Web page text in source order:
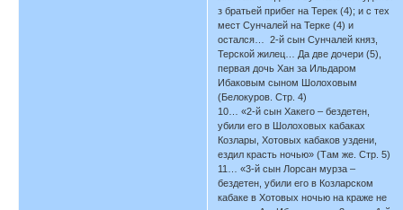
з братьей прибег на Терек (4); и с тех
мест Сунчалей на Терке (4) и
остался… 2-й сын Сунчалей княз,
Терской жилец… Да две дочери (5),
первая дочь Хан за Ильдаром
Ибаковым сыном Шолоховым
(Белокуров. Стр. 4)
10… «2-й сын Хакего – бездетен,
убили его в Шолоховых кабаках
Козлары, Хотовых кабаков уздени,
ездил красть ночью» (Там же. Стр. 5)
11… «3-й сын Лорсан мурза –
бездетен, убили его в Козларском
кабаке в Хотовых ночью на краже не